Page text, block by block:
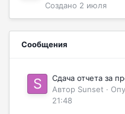
Создано 2 июля
Сообщения
Сдача отчета за
Автор Sunset ·
21:48